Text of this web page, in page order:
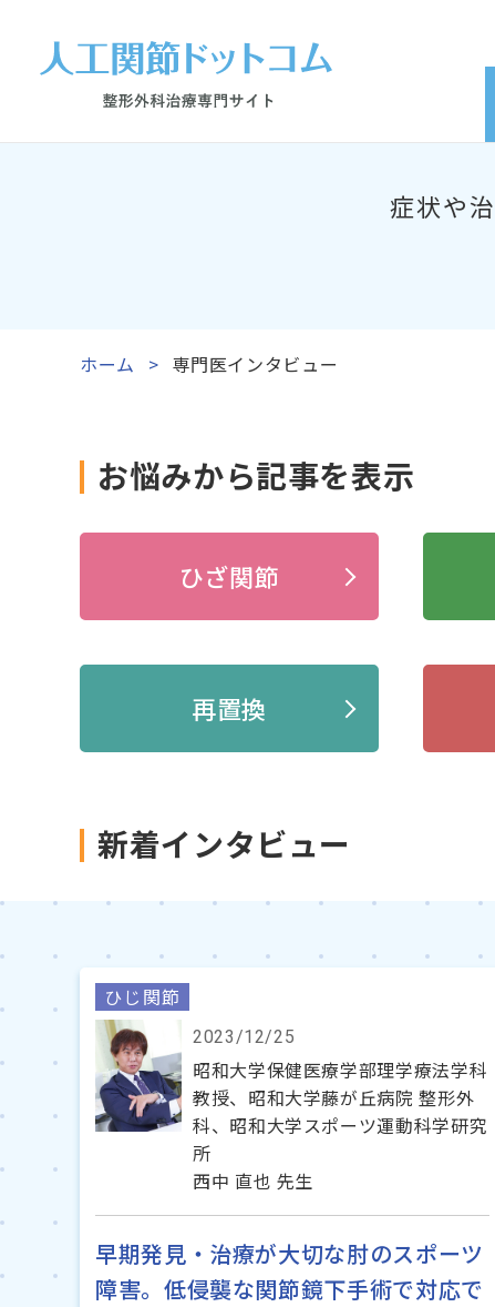
症状や
ホーム 専門医インタビュー
お悩みから記事を表示
ひざ関節
再置換
新着インタビュー
ひじ関節
2023/12/25
昭和大学保健医療学部理学療法学科
教授、昭和大学藤が丘病院 整形外
科、昭和大学スポーツ運動科学研究
所
西中 直也 先生
早期発見・治療が大切な肘のスポーツ
障害。低侵襲な関節鏡下手術で対応で